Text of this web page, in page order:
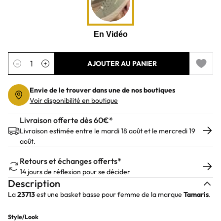
Quantité
− + AJOUTER AU PANIER
Add to
Envie de le trouver dans une de nos boutiques
Voir disponibilité en boutique
Livraison offerte dès 60€*
Livraison estimée entre le mardi 18 août et le mercredi 19
août.
Retours et échanges offerts*
14 jours de réflexion pour se décider
Description
La23713est une basket basse pour femme de la marque Tamaris.
Style/Look